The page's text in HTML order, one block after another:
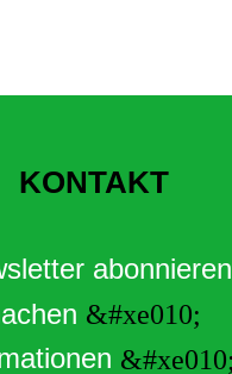
KONTAKT
abonnieren